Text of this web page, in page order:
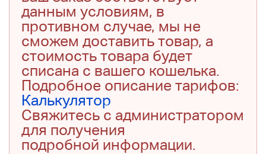
данным условиям, в
противном случае, мы не
сможем доставить товар, а
стоимость товара будет
списана с вашего кошелька.
Подробное описание тарифов:
Калькулятор
Свяжитесь с администратором
для получения
подробной информации.